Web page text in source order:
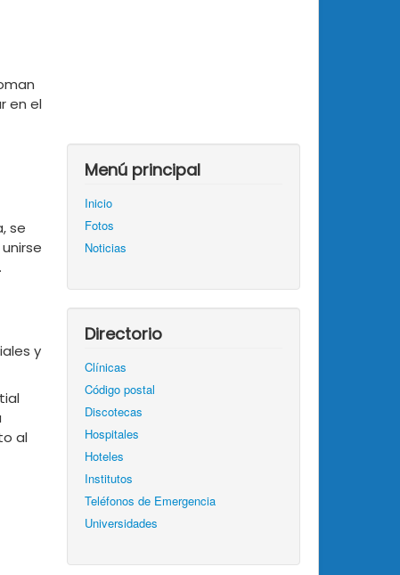
en el
se
y
al
Menú principal
Inicio
Fotos
Noticias
Directorio
Clínicas
Código postal
Discotecas
Hospitales
Hoteles
Institutos
Teléfonos de Emergencia
Universidades